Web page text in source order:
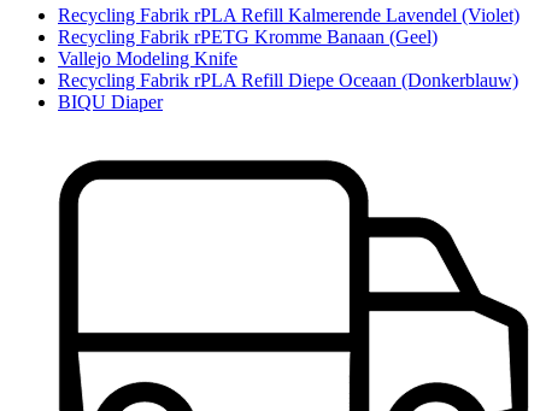
Recycling Fabrik rPLA Refill Kalmerende Lavendel (Violet)
Recycling Fabrik rPETG Kromme Banaan (Geel)
Vallejo Modeling Knife
Recycling Fabrik rPLA Refill Diepe Oceaan (Donkerblauw)
BIQU Diaper